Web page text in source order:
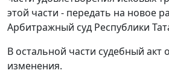
этой части - передать на новое
Арбитражный суд Республики
В остальной части судебный акт
изменения.